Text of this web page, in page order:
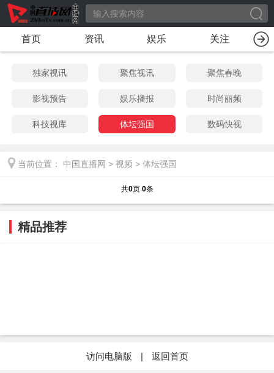
首页 资讯 娱乐 关注
独家视讯 聚焦视讯 聚焦春晚
影视预告 娱乐播报 时尚丽频
科技视库 体坛强国 数码快视
当前位置： 中国直播网 > 视频 > 体坛强国
共0页 0条
精品推荐
访问电脑版 | 返回首页